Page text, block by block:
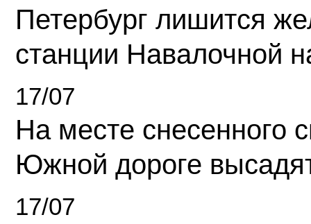
Петербург лишится
станции Навалочной
17/07
На месте снесенного
Южной дороге
17/07